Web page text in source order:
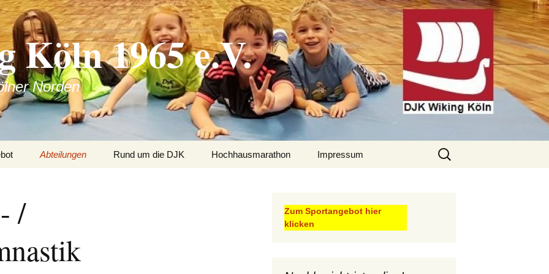
Köln 1965 e.V.
Norden
Presse 2019
Presse zum Fan- und
Abteilungen
Fitness
Rund um die DJK
Mitgliedsbeiträge
Hochhausmarathon Impressum
Kontakt
Suche
nach:
/
Zum Sportangebot hier
klicken